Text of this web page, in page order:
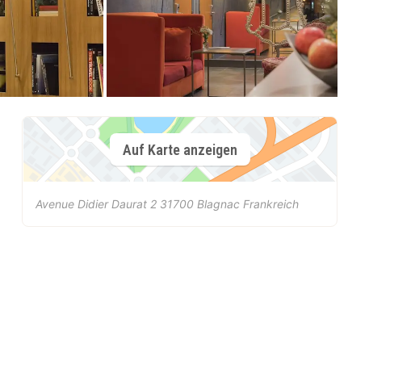
Auf Karte anzeigen
Avenue Didier Daurat 2 31700 Blagnac Frankreich